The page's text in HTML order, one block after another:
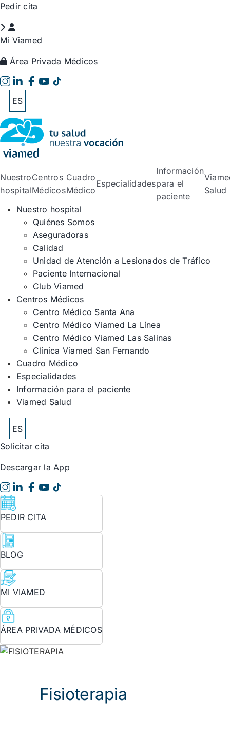
Saltar
contenido
Pedir cita
Mi Viamed
Área Privada Médicos
ES
Nuestro
hospital
Centros
Médicos
Cuadro
Médico
Especialidades
Información
para el
paciente
Salud
Nuestro hospital
Quiénes Somos
Aseguradoras
Calidad
Unidad de Atención a Lesionados de Tráfico
Paciente Internacional
Club Viamed
Centros Médicos
Centro Médico Santa Ana
Centro Médico Viamed La Línea
Centro Médico Viamed Las Salinas
Clínica Viamed San Fernando
Cuadro Médico
Especialidades
Información para el paciente
Viamed Salud
ES
Solicitar cita
Descargar la App
PEDIR CITA
BLOG
MI VIAMED
ÁREA PRIVADA MÉDICOS
Fisioterapia